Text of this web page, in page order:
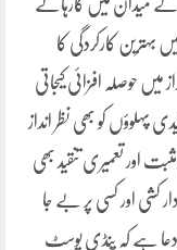
کے میدان میں کارہائے
بہترین کارکردگی کا
میں حوصلہ افزائی کیجاتی
پہلوؤں کو بھی نظر انداز
اور تعمیری تنقید بھی
کشی اور کسی پر بے جا
دعا ہے کہ پنڈی پوسٹ